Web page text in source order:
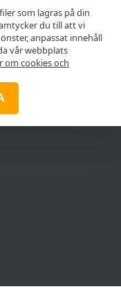
som lagras på din
du till att vi
anpassat innehåll
vår webbplats
om cookies och